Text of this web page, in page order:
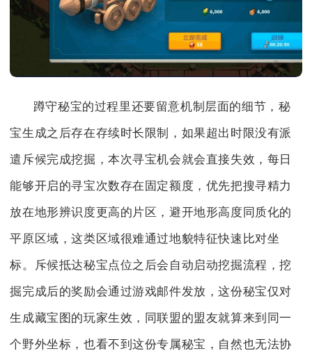
蹲守秘宝的过程里还要留意机制层面的细节，秘
宝生成之后存在存续时长限制，如果超出时限没有派
遣斥候完成挖掘，本次寻宝机会就会直接失效，每日
能够开启的寻宝次数存在固定额度，优先把搜寻精力
放在地形辨识度更高的片区，避开地形高度同质化的
平原区域，这类区域很难通过地貌特征快速比对坐
标。斥候抵达秘宝点位之后会自动启动挖掘流程，挖
掘完成后的奖励会通过游戏邮件发放，这份秘宝仅对
生成藏宝图的玩家生效，同联盟的盟友就算来到同一
个野外坐标，也看不到这份专属秘宝，自然也无法协